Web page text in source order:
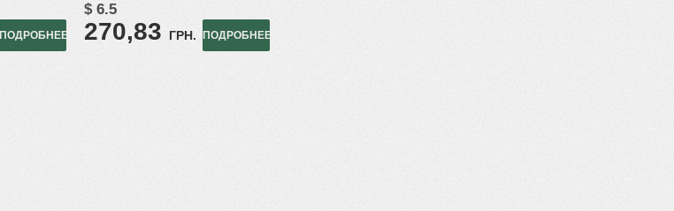
ПОДРОБНЕЕ
$ 6.5
270,83 ГРН. ПОДРОБНЕЕ